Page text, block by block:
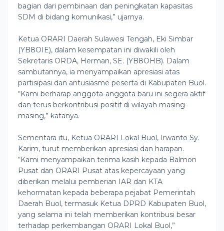
bagian dari pembinaan dan peningkatan kapasitas
SDM di bidang komunikasi,” ujarnya.
Ketua ORARI Daerah Sulawesi Tengah, Eki Simbar
(YB8OIE), dalam kesempatan ini diwakili oleh
Sekretaris ORDA, Herman, SE. (YB8OHB). Dalam
sambutannya, ia menyampaikan apresiasi atas
partisipasi dan antusiasme peserta di Kabupaten Buol.
“Kami berharap anggota-anggota baru ini segera aktif
dan terus berkontribusi positif di wilayah masing-
masing,” katanya.
Sementara itu, Ketua ORARI Lokal Buol, Irwanto Sy.
Karim, turut memberikan apresiasi dan harapan.
“Kami menyampaikan terima kasih kepada Balmon
Pusat dan ORARI Pusat atas kepercayaan yang
diberikan melalui pemberian IAR dan KTA
kehormatan kepada beberapa pejabat Pemerintah
Daerah Buol, termasuk Ketua DPRD Kabupaten Buol,
yang selama ini telah memberikan kontribusi besar
terhadap perkembangan ORARI Lokal Buol,”